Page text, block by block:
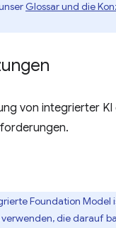
Glossar und die
von integrierter
Foundation Model
verwenden, die darauf